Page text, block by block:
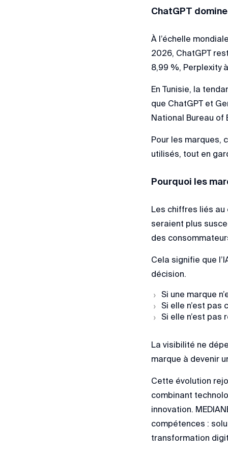
ChatGPT
À l’échelle
2026, ChatGPT
8,99 %, Perplexity
En Tunisie, la
que ChatGPT et
National Bureau of
Pour les marques,
utilisés, tout en
Pourquoi les
Les chiffres liés
seraient plus
des
Cela signifie que
décision.
Si une marque
Si elle n’est
Si elle n’est
La visibilité ne
marque à devenir
Cette évolution
combinant
innovation.
compétences :
transformation